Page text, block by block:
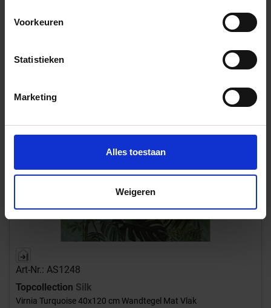
Voorkeuren
Statistieken
Marketing
Alles toestaan
Weigeren
Wordt voor je besteld
Art-Nr.: AS1248
Topcollection Silk
Virnia Turquoise 40x120 cm Wandtegel Mat Vlak